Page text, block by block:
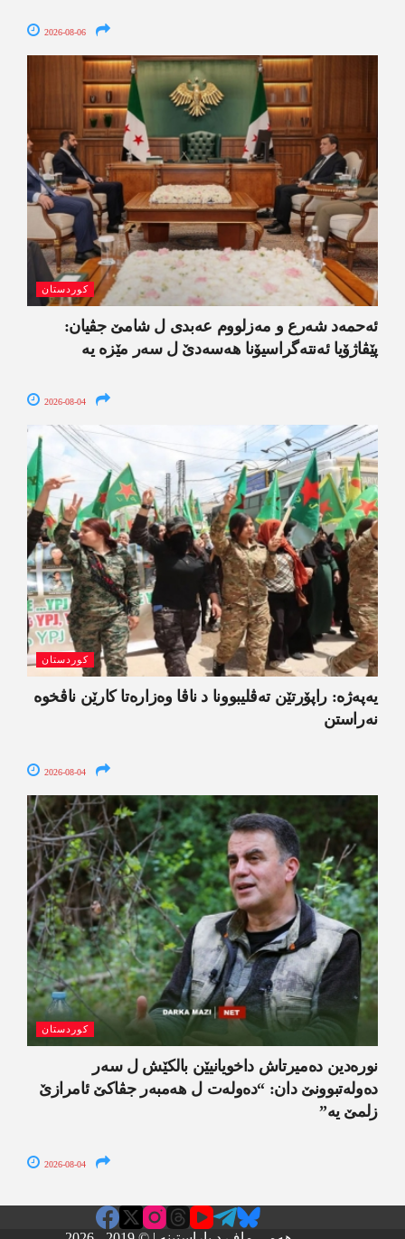
2026-08-06
کوردستان
ئەحمەد شەرع و مەزلووم عەبدی ل شامێ جڤیان:
پێڤاژۆیا ئەنتەگراسیۆنا ھەسەدێ ل سەر مێزە یە
2026-08-04
کوردستان
یەپەژە: راپۆرتێن تەڤلیبوونا د ناڤا وەزارەتا کارێن ناڤخوە
نەراستن
2026-08-04
کوردستان
نورەدین دەمیرتاش داخویانیێن بالکێش ل سەر
دەولەتبوونێ دان: “دەولەت ل ھەمبەر جڤاکێ ئامرازێ
زلمێ یە”
2026-08-04